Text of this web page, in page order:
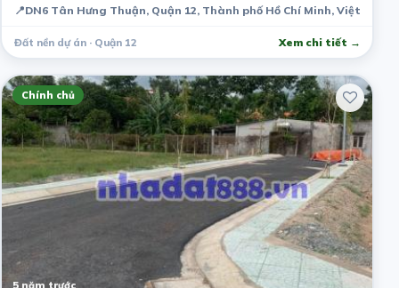
📍DN6 Tân Hưng Thuận, Quận 12, Thành phố Hồ Chí Minh, Việt Nam
Đất nền dự án · Quận 12 Xem chi tiết →
Chính chủ